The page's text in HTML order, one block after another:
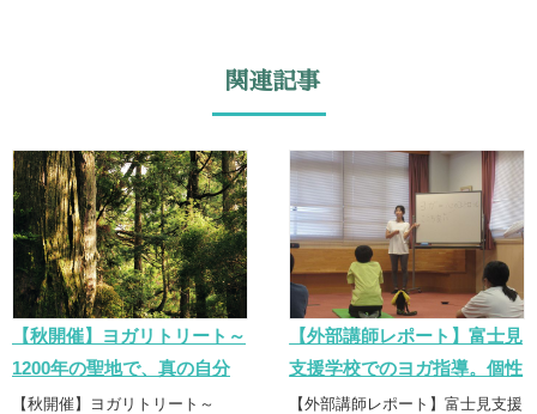
関連記事
【秋開催】ヨガリトリート～
1200年の聖地で、真の自分
と出会う3日間～
【秋開催】ヨガリトリート～
【外部講師レポート】富士見
支援学校でのヨガ指導。個性
に寄り添う「誠実なヨガ」の
【外部講師レポート】富士見支援